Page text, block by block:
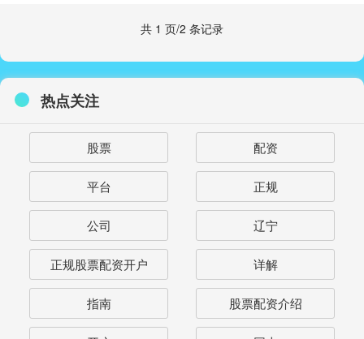
共 1 页/2 条记录
热点关注
股票 配资
平台 正规
公司 辽宁
正规股票配资开户 详解
指南 股票配资介绍